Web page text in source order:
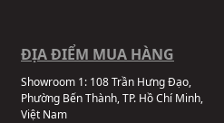
ĐỊA ĐIỂM MUA HÀNG
Showroom 1: 108 Trần Hưng Đạo,
Phường Bến Thành, TP. Hồ Chí Minh,
Việt Nam